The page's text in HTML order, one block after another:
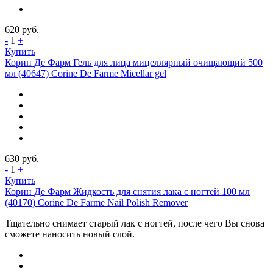
620 руб.
- 1 +
Купить
Корин Де Фарм Гель для лица мицеллярный очищающий 500
мл (40647) Corine De Farme Micellar gel
630 руб.
- 1 +
Купить
Корин Де Фарм Жидкость для снятия лака с ногтей 100 мл
(40170) Corine De Farme Nail Polish Remover
Тщательно снимает старый лак с ногтей, после чего Вы снова
сможете наносить новый слой.